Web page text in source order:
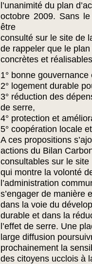
l’unanimité du plan
octobre 2009. Sans
être
consulté sur le site de
de rappeler que le
concrètes et
1° bonne
2° logement durable
3° réduction des
de serre,
4° protection et
5° coopération locale
A ces propositions
actions du Bilan
consultables sur le site
qui montre la volonté
l’administration
s’engager de manière
dans la voie du
durable et dans la
l’effet de serre. Une
large diffusion
prochainement la
des citoyens ucclois à